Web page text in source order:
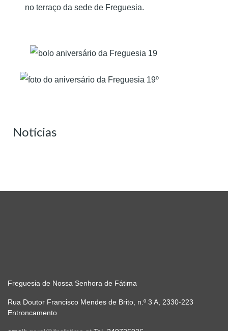
no terraço da sede de Freguesia.
Notícias
Freguesia de Nossa Senhora de Fátima
Rua Doutor Francisco Mendes de Brito, n.º 3 A, 2330-223
Entroncamento